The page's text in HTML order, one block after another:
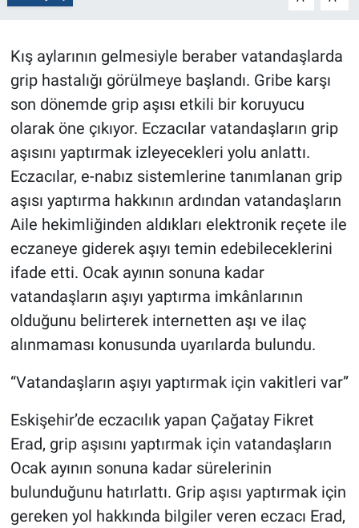
Kış aylarının gelmesiyle beraber vatandaşlarda
grip hastalığı görülmeye başlandı. Gribe karşı
son dönemde grip aşısı etkili bir koruyucu
olarak öne çıkıyor. Eczacılar vatandaşların grip
aşısını yaptırmak izleyecekleri yolu anlattı.
Eczacılar, e-nabız sistemlerine tanımlanan grip
aşısı yaptırma hakkının ardından vatandaşların
Aile hekimliğinden aldıkları elektronik reçete ile
eczaneye giderek aşıyı temin edebileceklerini
ifade etti. Ocak ayının sonuna kadar
vatandaşların aşıyı yaptırma imkânlarının
olduğunu belirterek internetten aşı ve ilaç
alınmaması konusunda uyarılarda bulundu.
“Vatandaşların aşıyı yaptırmak için vakitleri var”
Eskişehir’de eczacılık yapan Çağatay Fikret
Erad, grip aşısını yaptırmak için vatandaşların
Ocak ayının sonuna kadar sürelerinin
bulunduğunu hatırlattı. Grip aşısı yaptırmak için
gereken yol hakkında bilgiler veren eczacı Erad,
Bilim ve Teknoloji